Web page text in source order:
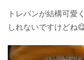
トレパンが結構可愛
しれないですけどね